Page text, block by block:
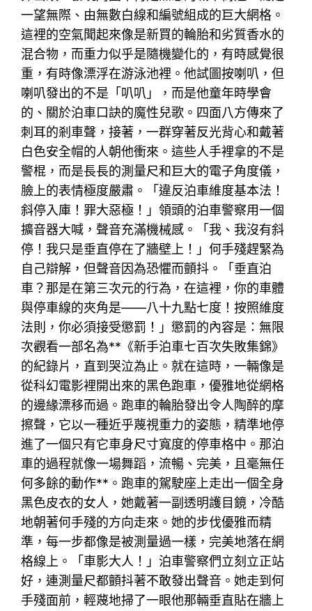
一望無際、由無數白線和編號組成的巨大網格。
這裡的空氣聞起來像是新買的輪胎和劣質香水的
混合物，而重力似乎是隨機變化的，有時感覺很
重，有時像漂浮在游泳池裡。他試圖按喇叭，但
喇叭發出的不是「叭叭」，而是他童年時學會
的、關於泊車口訣的魔性兒歌。四面八方傳來了
刺耳的剎車聲，接著，一群穿著反光背心和戴著
白色安全帽的人朝他衝來。這些人手裡拿的不是
警棍，而是長長的測量尺和巨大的電子角度儀，
臉上的表情極度嚴肅。「違反泊車維度基本法！
斜停入庫！罪大惡極！」領頭的泊車警察用一個
擴音器大喊，聲音充滿機械感。「我、我沒有斜
停！我只是垂直停在了牆壁上！」何手殘趕緊為
自己辯解，但聲音因為恐懼而顫抖。「垂直泊
車？那是在第三次元的行為，在這裡，你的車體
與停車線的夾角是——八十九點七度！按照維度
法則，你必須接受懲罰！」懲罰的內容是：無限
次觀看一部名為**《新手泊車七百次失敗集錦》
的紀錄片，直到哭泣為止。就在這時，一輛像是
從科幻電影裡開出來的黑色跑車，優雅地從網格
的邊緣漂移而過。跑車的輪胎發出令人陶醉的摩
擦聲，它以一種近乎蔑視重力的姿態，精準地停
進了一個只有它車身尺寸寬度的停車格中。那泊
車的過程就像一場舞蹈，流暢、完美，且毫無任
何多餘的動作**。跑車的駕駛座上走出一個全身
黑色皮衣的女人，她戴著一副透明護目鏡，冷酷
地朝著何手殘的方向走來。她的步伐優雅而精
準，每一步都像是被測量過一樣，完美地落在網
格線上。「車影大人！」泊車警察們立刻立正站
好，連測量尺都顫抖著不敢發出聲音。她走到何
手殘面前，輕蔑地掃了一眼他那輛垂直貼在牆上